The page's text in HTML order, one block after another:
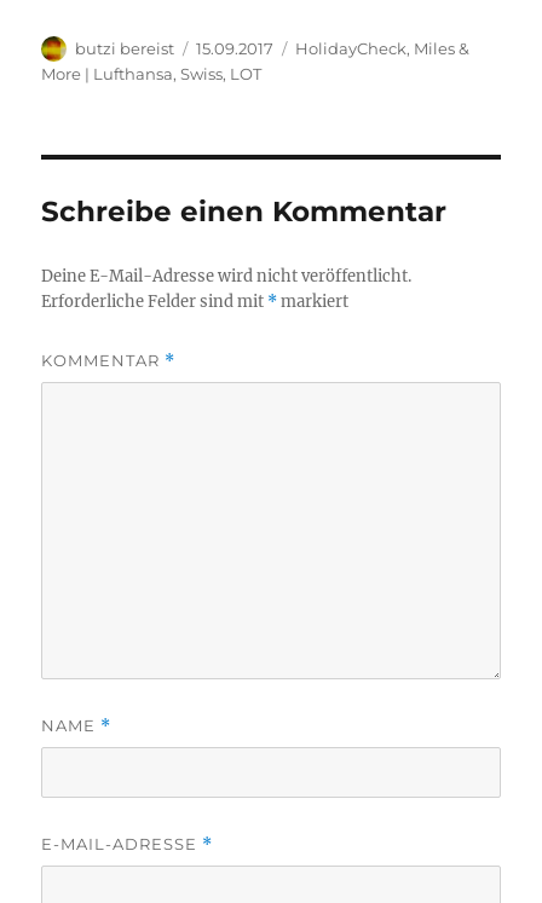
Autor
butzi bereist
Veröffentlicht
am
15.09.2017 Kategorien
HolidayCheck, Miles &
More | Lufthansa, Swiss, LOT
Schreibe einen Kommentar
Deine E-Mail-Adresse wird nicht veröffentlicht.
Erforderliche Felder sind mit *markiert
KOMMENTAR *
NAME *
E-MAIL-ADRESSE *